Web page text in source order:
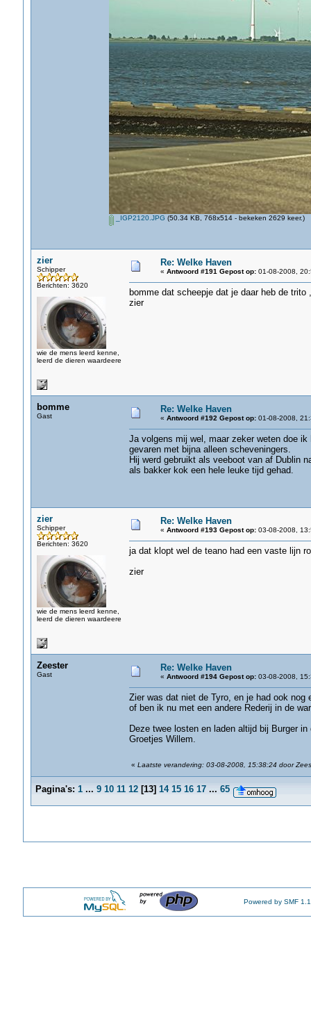
_IGP2120.JPG (50.34 KB, 768x514 - bekeken 2629 keer.)
zier
Schipper
Berichten: 3620
wie de mens leerd kenne,
leerd de dieren waardeere
Re: Welke Haven
« Antwoord #191 Gepost op:01-08-2008,
bomme dat scheepje dat je daar heb de
zier
bomme
Gast
Re: Welke Haven
« Antwoord #192 Gepost op:01-08-2008,
Ja volgens mij wel, maar zeker weten doe
gevaren met bijna alleen scheveningers.
Hij werd gebruikt als veeboot van af Dublin
als bakker kok een hele leuke tijd gehad.
zier
Schipper
Berichten: 3620
wie de mens leerd kenne,
leerd de dieren waardeere
Re: Welke Haven
« Antwoord #193 Gepost op:03-08-2008,
ja dat klopt wel de teano had een vaste lijn
zier
Zeester
Gast
Re: Welke Haven
« Antwoord #194 Gepost op:03-08-2008,
Zier was dat niet de Tyro, en je had ook nog
of ben ik nu met een andere Rederij in de
Deze twee losten en laden altijd bij Burger
Groetjes Willem.
« Laatste verandering: 03-08-2008, 15:38:24 door
Pagina's: 1 ... 9 10 11 12[13] 14 15 16 17 ... 65
Powered by SMF